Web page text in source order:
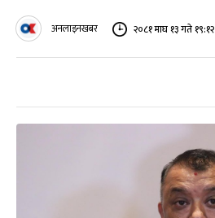
अनलाइनखबर २०८१ माघ १३ गते १९:१२